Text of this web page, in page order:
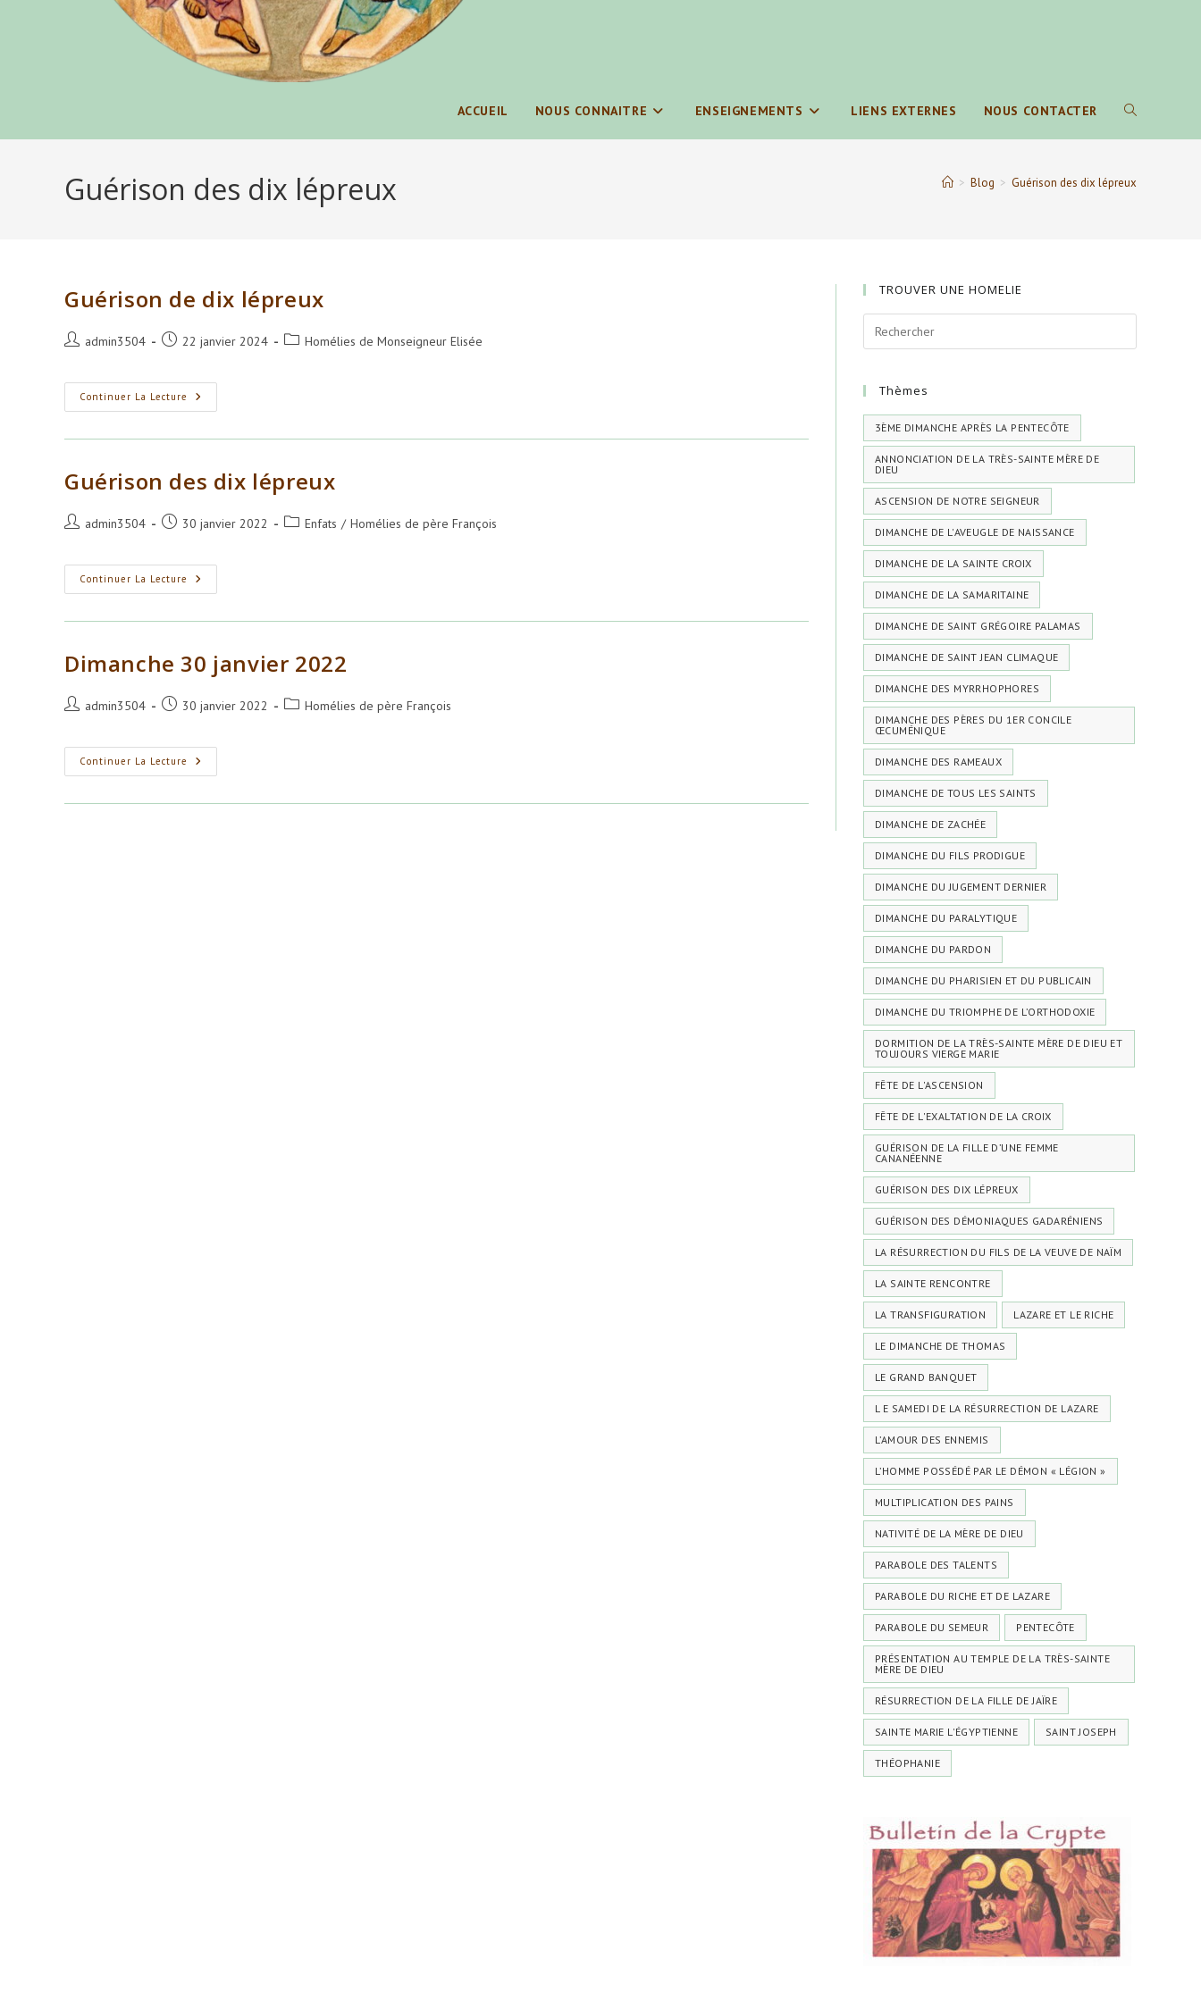
ACCUEIL NOUS CONNAITRE ENSEIGNEMENTS LIENS EXTERNES NOUS CONTACTER TOGGLE
Guérison des dix lépreux > Blog > Guérison des dix lépreux
Guérison de dix lépreux
Auteur/autrice
publication :
admin3504
Publication
22 janvier 2024
PostHomélies de Monseigneur Elisée
Continuer La Lecture Guérison
De
Lépreux
Guérison des dix lépreux
Auteur/autrice
publication :
admin3504
Publication
30 janvier 2022
PostEnfats / Homélies de père François
Continuer La Lecture Guérison
Des
Lépreux
Dimanche 30 janvier 2022
Auteur/autrice
publication :
admin3504
Publication
30 janvier 2022
PostHomélies de père François
Continuer La Lecture Dimanche
30
2022
TROUVER UNE HOMELIE
Thèmes
3ÈME DIMANCHE APRÈS LA PENTECÔTE
ANNONCIATION DE LA TRÈS-SAINTE MÈRE DE
DIEU
ASCENSION DE NOTRE SEIGNEUR
DIMANCHE DE L'AVEUGLE DE NAISSANCE
DIMANCHE DE LA SAINTE CROIX
DIMANCHE DE LA SAMARITAINE
DIMANCHE DE SAINT GRÉGOIRE PALAMAS
DIMANCHE DE SAINT JEAN CLIMAQUE
DIMANCHE DES MYRRHOPHORES
DIMANCHE DES PÈRES DU 1ER CONCILE
ŒCUMÉNIQUE
DIMANCHE DES RAMEAUX
DIMANCHE DE TOUS LES SAINTS
DIMANCHE DE ZACHÉE
DIMANCHE DU FILS PRODIGUE
DIMANCHE DU JUGEMENT DERNIER
DIMANCHE DU PARALYTIQUE
DIMANCHE DU PARDON
DIMANCHE DU PHARISIEN ET DU PUBLICAIN
DIMANCHE DU TRIOMPHE DE L’ORTHODOXIE
DORMITION DE LA TRÈS-SAINTE MÈRE DE DIEU ET
TOUJOURS VIERGE MARIE
FÊTE DE L'ASCENSION
FÊTE DE L'EXALTATION DE LA CROIX
GUÉRISON DE LA FILLE D’UNE FEMME
CANANÉENNE
GUÉRISON DES DIX LÉPREUX
GUÉRISON DES DÉMONIAQUES GADARÉNIENS
LA RÉSURRECTION DU FILS DE LA VEUVE DE NAÏM
LA SAINTE RENCONTRE
LA TRANSFIGURATION LAZARE ET LE RICHE
LE DIMANCHE DE THOMAS
LE GRAND BANQUET
L E SAMEDI DE LA RÉSURRECTION DE LAZARE
L’AMOUR DES ENNEMIS
L’HOMME POSSÉDÉ PAR LE DÉMON « LÉGION »
MULTIPLICATION DES PAINS
NATIVITÉ DE LA MÈRE DE DIEU
PARABOLE DES TALENTS
PARABOLE DU RICHE ET DE LAZARE
PARABOLE DU SEMEUR PENTECÔTE
PRÉSENTATION AU TEMPLE DE LA TRÈS-SAINTE
MÈRE DE DIEU
RÉSURRECTION DE LA FILLE DE JAÏRE
SAINTE MARIE L'ÉGYPTIENNE SAINT JOSEPH
THÉOPHANIE